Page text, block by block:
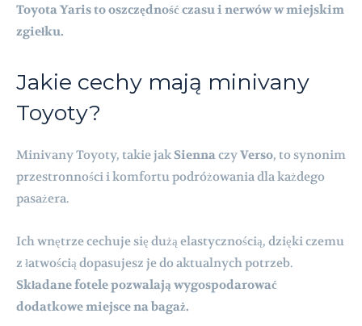
Toyota Yaris to oszczędność czasu i nerwów w miejskim
zgiełku.
Jakie cechy mają minivany
Toyoty?
Minivany Toyoty, takie jakSiennaczyVerso, to synonim
przestronności i komfortu podróżowania dla każdego
pasażera.
Ich wnętrze cechuje się dużą elastycznością, dzięki czemu
z łatwością dopasujesz je do aktualnych potrzeb.
Składane fotele pozwalają wygospodarować
dodatkowe miejsce na bagaż.